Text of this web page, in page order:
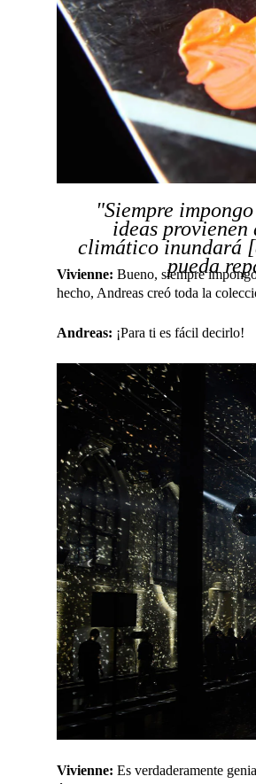
"Siempre
ideas
climático inundará
pueda
Vivienne: Bueno, siempre
hecho, Andreas creó toda la
Andreas: ¡Para ti es fácil decirlo!
Vivienne: Es verdaderamente